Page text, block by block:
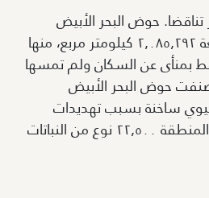
تناقضا. حوض البحر الأبيض
المتوسط بمساحته البالغة ٢٫٠٨٥٫٢٩٢ كيلومتر مربع، منها
فقط بمنأى عن السكان ولم تمسها
صنفت حوض البحر الأبيض
ساخنة بسبب تهديدات
الوضع للبيئة. تضم هذه المنطقة ٢٢٫٥٠٠ نوع من النباتات